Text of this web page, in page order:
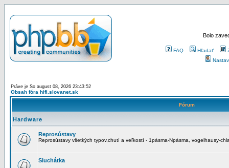
Bolo
FAQ Hľadať
Práve je So august 08, 2026 23:43:52
Obsah fóra hifi.slovanet.sk
Fórum
Hardware
Reprosústavy
Reprosústavy všetkých typov,chutí a veľkostí - 1pásma-Npásma, vogelhausy-
Sluchátka